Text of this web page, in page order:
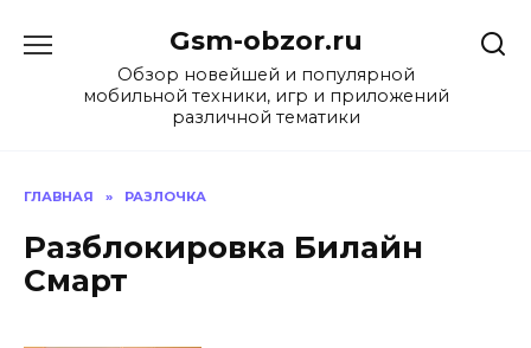
содержанию
Gsm-obzor.ru
Обзор новейшей и популярной
мобильной техники, игр и приложений
различной тематики
ГЛАВНАЯ » РАЗЛОЧКА
Разблокировка Билайн
Смарт